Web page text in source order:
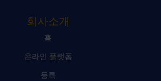
회사소개
홈
온라인 플랫폼
등록